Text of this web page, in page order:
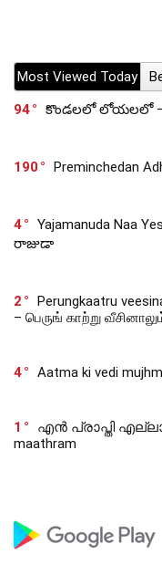
Most Viewed Today
94
కొండలలో లోయలలో –
190 Preminchedan
4
Yajamanuda Naa
రాజుడా
2
Perungkaatru
– பெருங் காற்று
4 Aatma ki vedi
1
എൻ പ്രാപ്തി എല്ലാം
maathram